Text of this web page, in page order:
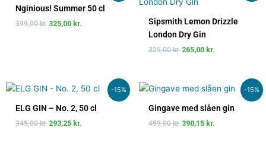
Nginious! Summer 50 cl
399,00kr.
pris
399,00 kr..
325,00 kr.
pris
Sipsmith Lemon Drizzle
London Dry Gin
325,00kr.
pris
325,00 kr..
265,00 kr.
265,00 kr..
-15%
ELG GIN – No. 2, 50 cl
345,00kr.
Den
oprindelige
pris
345,00 kr..
293,25 kr.
Den
pris
-15%
Gingave med slåen gin
459,00kr.
Den
pris
459,00 kr..
390,15 kr.
Den
aktuelle
pris